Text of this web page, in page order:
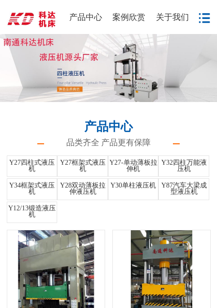
产品中心 案例欣赏 关于我们
产品中心
品类齐全 产品更有保障
Y27四柱式液压
机
Y27框架式液压
机
Y27-单动薄板拉
伸机
Y32四柱万能液
压机
Y34框架式液压
机
Y28双动薄板拉
伸液压机
Y30单柱液压机
Y87汽车大梁成
型液压机
Y12/13锻造液压
机